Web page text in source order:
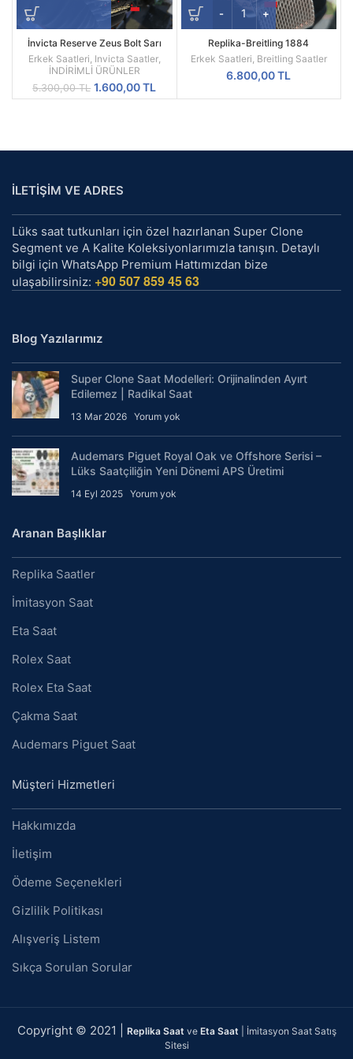
İnvicta Reserve Zeus Bolt Sarı
Kadran Replika Erkek Kol Saati
Erkek Saatleri Invicta Saatler,
İNDİRİMLİ ÜRÜNLER
5.300,00TL Orijinal
fiyat:
1.600,00TL
andaki
Replika-Breitling 1884
Chronometre Hasır Kordon Quartz
Mekanizma
Erkek Saatleri Breitling Saatler
6.800,00TL
İLETİŞİM VE ADRES
Lüks saat tutkunları için özel hazırlanan Super Clone
Segment ve A Kalite Koleksiyonlarımızla tanışın. Detaylı
bilgi için WhatsApp Premium Hattımızdan bize
ulaşabilirsiniz: +90 507 859 45 63
Blog Yazılarımız
Super Clone Saat Modelleri: Orijinalinden Ayırt
Edilemez | Radikal Saat
13 Mar 2026 Yorum yok
Audemars Piguet Royal Oak ve Offshore Serisi –
Lüks Saatçiliğin Yeni Dönemi APS Üretimi
14 Eyl 2025 Yorum yok
Aranan Başlıklar
Replika Saatler
İmitasyon Saat
Eta Saat
Rolex Saat
Rolex Eta Saat
Çakma Saat
Audemars Piguet Saat
Müşteri Hizmetleri
Hakkımızda
İletişim
Ödeme Seçenekleri
Gizlilik Politikası
Alışveriş Listem
Sıkça Sorulan Sorular
Copyright © 2021 | Replika Saat ve Eta Saat | İmitasyon Saat Satış
Sitesi